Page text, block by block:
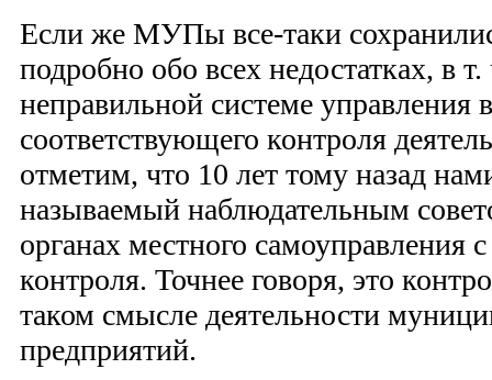
Если же МУПы все-таки
подробно обо всех недостатках, в
неправильной системе управления
соответствующего контроля
отметим, что 10 лет тому назад
называемый наблюдательным
органах местного самоуправления
контроля. Точнее говоря, это
таком смысле деятельности
предприятий.